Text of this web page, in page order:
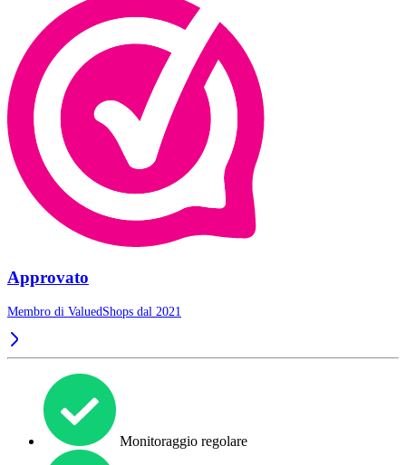
Approvato
Membro di ValuedShops dal 2021
Monitoraggio regolare